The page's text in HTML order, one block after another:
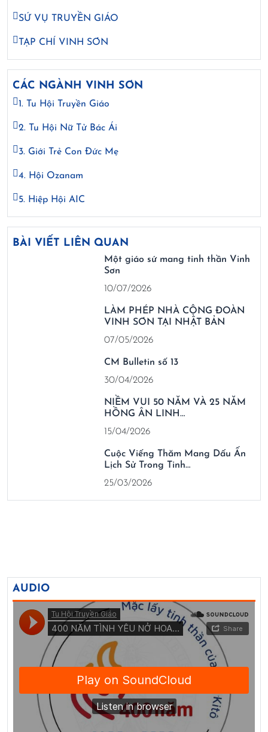
SỨ VỤ TRUYỀN GIÁO
TẠP CHÍ VINH SƠN
CÁC NGÀNH VINH SƠN
1. Tu Hội Truyền Giáo
2. Tu Hội Nữ Tử Bác Ái
3. Giới Trẻ Con Đức Mẹ
4. Hội Ozanam
5. Hiệp Hội AIC
BÀI VIẾT LIÊN QUAN
Một giáo sứ mang tinh thần Vinh
Sơn
10/07/2026
LÀM PHÉP NHÀ CỘNG ĐOÀN
VINH SƠN TẠI NHẬT BẢN
07/05/2026
CM Bulletin số 13
30/04/2026
NIỀM VUI 50 NĂM VÀ 25 NĂM
HỒNG ÂN LINH…
15/04/2026
Cuộc Viếng Thăm Mang Dấu Ấn
Lịch Sử Trong Tinh…
25/03/2026
AUDIO